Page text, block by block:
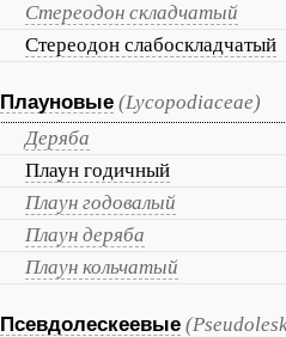
Стереодон складчатый
Стереодон слабоскладчатый
Плауновые (Lycopodiaceae)
Деряба
Плаун годичный
Плаун годовалый
Плаун деряба
Плаун кольчатый
Псевдолескеевые